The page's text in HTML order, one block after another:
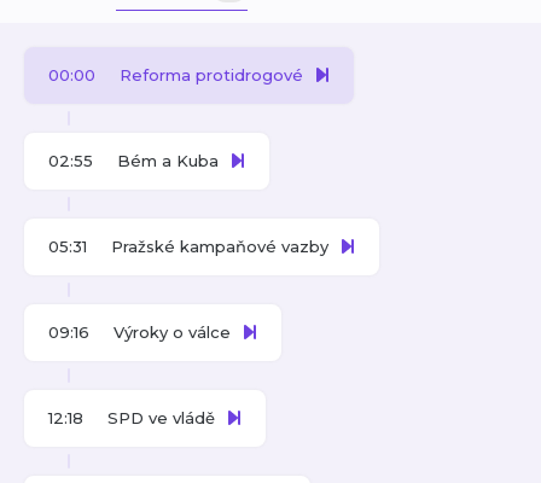
00:00 Reforma protidrogové
02:55 Bém a Kuba
05:31 Pražské kampaňové vazby
09:16 Výroky o válce
12:18 SPD ve vládě